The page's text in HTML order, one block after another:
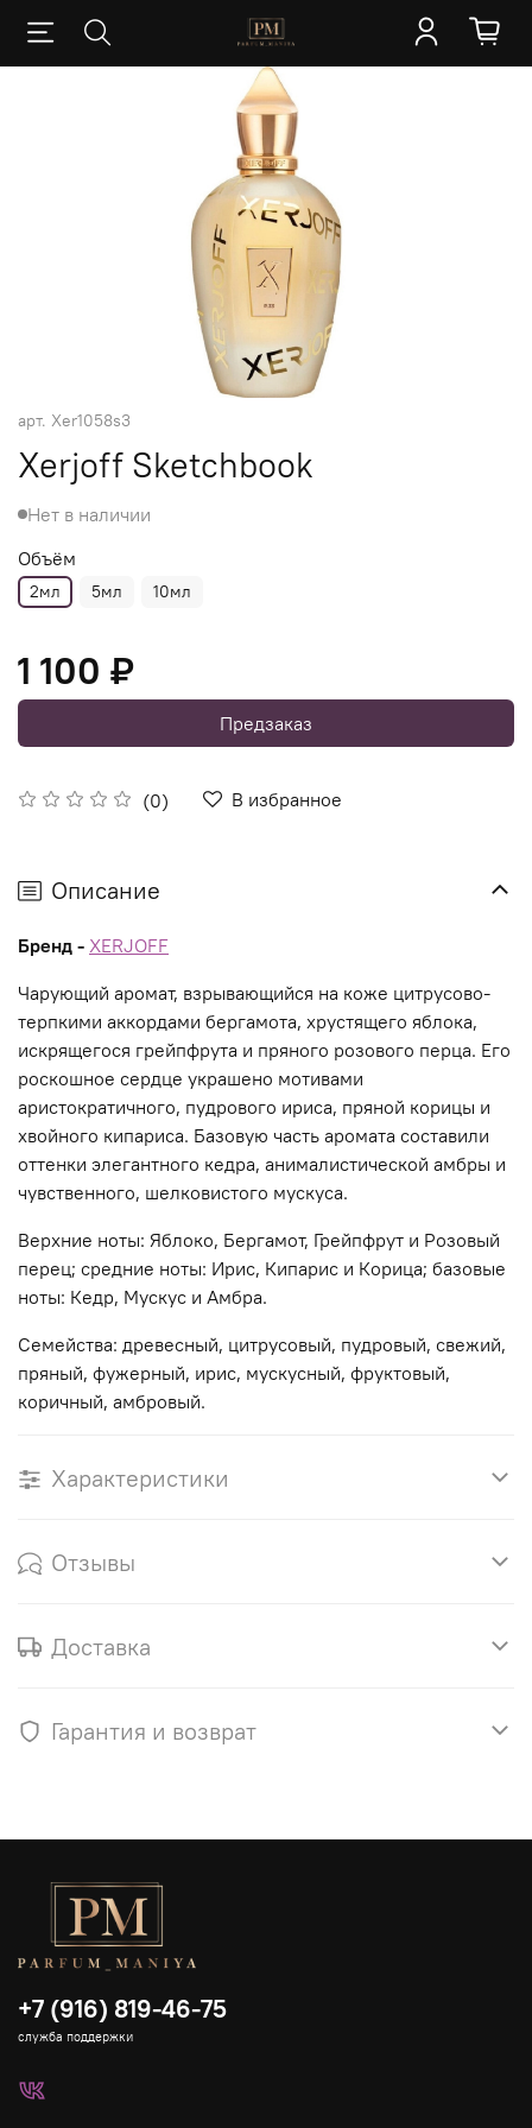
арт. Xer1058s3
Xerjoff Sketchbook
(0) В избранное
Нет в наличии
Объём
2мл 5мл 10мл
1 100 ₽
Предзаказ
Описание
Бренд - XERJOFF
Чарующий аромат, взрывающийся на коже цитрусово-
терпкими аккордами бергамота, хрустящего яблока,
искрящегося грейпфрута и пряного розового перца. Его
роскошное сердце украшено мотивами
аристократичного, пудрового ириса, пряной корицы и
хвойного кипариса. Базовую часть аромата составили
оттенки элегантного кедра, анималистической амбры и
чувственного, шелковистого мускуса.
Верхние ноты: Яблоко, Бергамот, Грейпфрут и Розовый
перец; средние ноты: Ирис, Кипарис и Корица; базовые
ноты: Кедр, Мускус и Амбра.
Семейства: древесный, цитрусовый, пудровый, свежий,
пряный, фужерный, ирис, мускусный, фруктовый,
коричный, амбровый.
Характеристики
Отзывы
Доставка
Гарантия и возврат
+7 (916) 819-46-75
служба поддержки